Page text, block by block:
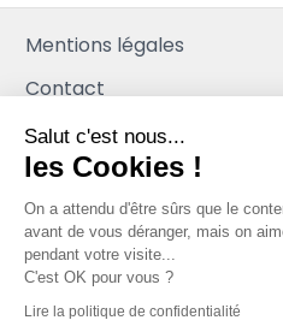
Mentions légales
Contact
Plan du site
Mediapilote
les Cookies !
ce site vous intéresse avant de vous
déranger, mais on aimerait bien
visite...
C'est OK pour vous ?
Lire la politique de confidentialité